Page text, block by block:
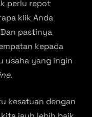
perlu repot
klik Anda
pastinya
kepada
usaha yang ingin
.
kesatuan dengan